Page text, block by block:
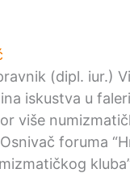
(dipl. iur.)
iskustva u
više
foruma